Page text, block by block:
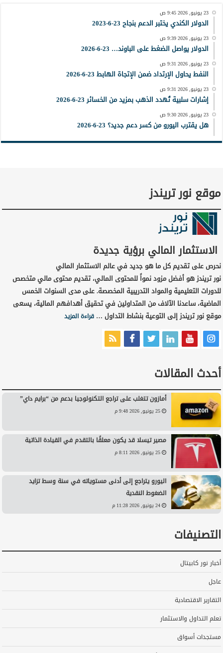
23 يونيو, 2026 9:45 ص
الدولار الكندي يختبر الدعم بنجاح 23-6-2023
23 يونيو, 2026 9:39 ص
الدولار يواصل الضغط على الباوند… 23-6-2026
23 يونيو, 2026 9:31 ص
النفط يحاول الإرتداد ضمن الإتجاة الهابط 23-6-2026
23 يونيو, 2026 9:31 ص
إشارات سلبية تُهدد الذهب بمزيد من الخسائر 23-6-2026
23 يونيو, 2026 9:30 ص
هل يقترب اليورو من كسر دعم جديد؟ 23-6-2026
موقع نور تريندز
الاستثمار المالي برؤية جديدة
نحرص على تقديم كل ما هو جديد في عالم الاستثمار المالي
نور تريندز هو أفضل مزود نمواً للمحتوى المالي، تقديم محتوى مالي متخصص
للدورات التعليمية والمواد التدريبية المخصصة. على مدى السنوات الخمس
الماضية، ساعدنا الآلاف من المتداولين في تحقيق أهدافهم المالية، يسعى
موقع نور تريندز إلى التوعية بنشاط التداول …قراءة المزيد
أحدث المقالات
أمازون تتغلب على تراجع التكنولوجيا بدعم من “برايم داي”
25 يونيو, 2026 9:48 م
مصير تيسلا قد يكون معلقًا بالتقدم في القيادة الذاتية
25 يونيو, 2026 8:11 م
اليورو يتراجع إلى أدنى مستوياته في سنة وسط تزايد
الضغوط النقدية
24 يونيو, 2026 11:28 م
التصنيفات
أخبار نور كابيتال
عاجل
التقارير الاقتصادية
تعلم التداول والاستثمار
مستجدات أسواق